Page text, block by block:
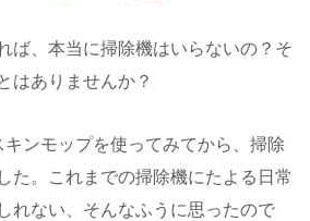
ば、本当に掃除機はいらないの？そ
はありませんか？
ンモップを使ってみてから、掃除
た。これまでの掃除機にたよる日常
れない、そんなふうに思ったので